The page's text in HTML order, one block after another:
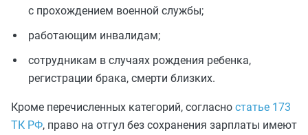
с прохождением военной службы;
работающим инвалидам;
сотрудникам в случаях рождения ребенка,
регистрации брака, смерти близких.
Кроме перечисленных категорий, согласно статье 173
ТК РФ, право на отгул без сохранения зарплаты имеют